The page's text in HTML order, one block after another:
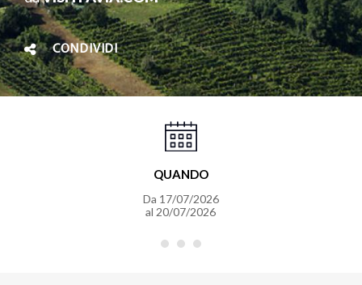
CONDIVIDI
QUANDO
Da 17/07/2026
al 20/07/2026